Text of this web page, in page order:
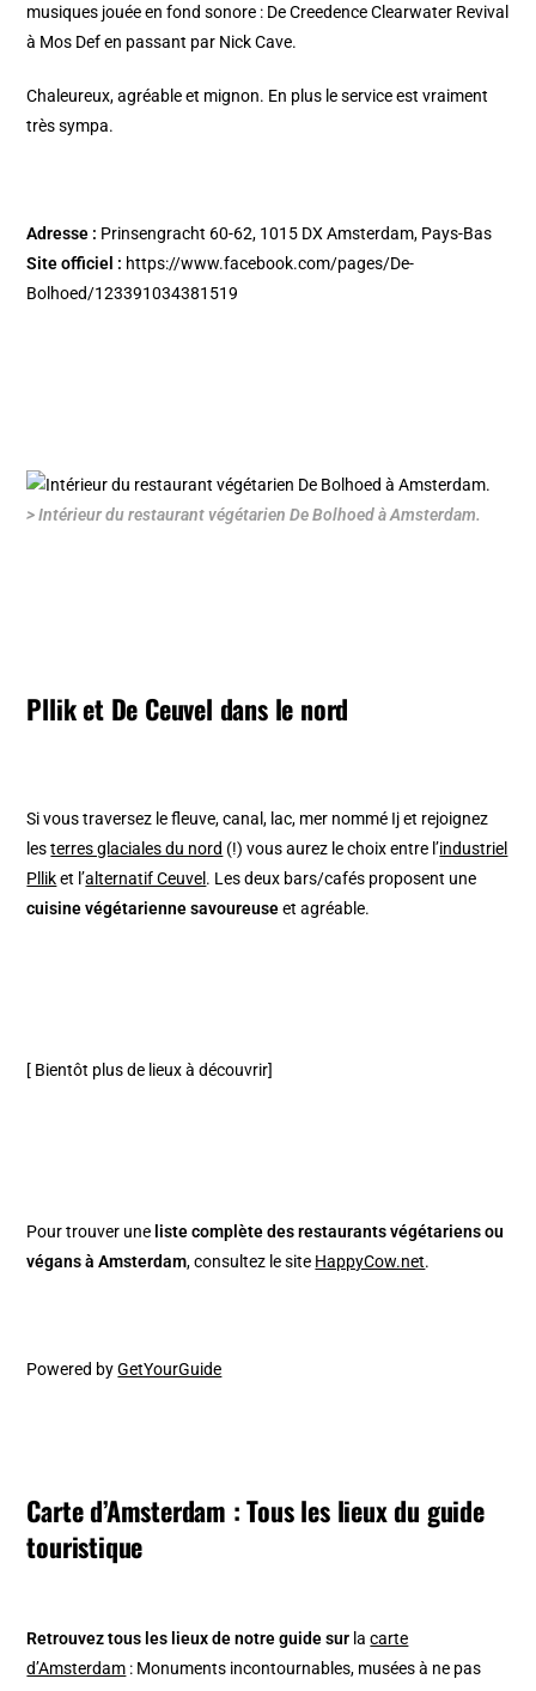
musiques jouée en fond sonore : De Creedence Clearwater Revival
à Mos Def en passant par Nick Cave.
Chaleureux, agréable et mignon. En plus le service est vraiment
très sympa.
Adresse : Prinsengracht 60-62, 1015 DX Amsterdam, Pays-Bas
Site officiel : https://www.facebook.com/pages/De-
Bolhoed/123391034381519
> Intérieur du restaurant végétarien De Bolhoed à Amsterdam.
Pllik et De Ceuvel dans le nord
Si vous traversez le fleuve, canal, lac, mer nommé Ij et rejoignez
lesterres glaciales du nord (!) vous aurez le choix entre l’industriel
Plliket l’alternatif Ceuvel . Les deux bars/cafés proposent une
cuisine végétarienne savoureuseet agréable.
[ Bientôt plus de lieux à découvrir]
Pour trouver une liste complète des restaurants végétariens ou
végans à Amsterdam, consultez le site HappyCow.net.
Powered byGetYourGuide
Carte d’Amsterdam : Tous les lieux du guide
touristique
Retrouvez tous les lieux de notre guide sur lacarte
d’Amsterdam : Monuments incontournables, musées à ne pas